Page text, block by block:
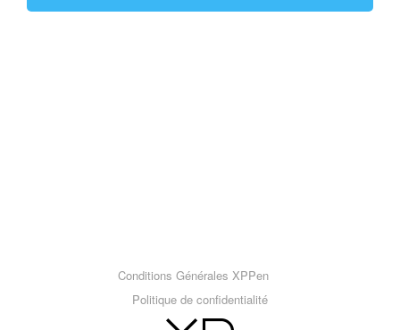
Conditions Générales XPPen
Politique de confidentialité